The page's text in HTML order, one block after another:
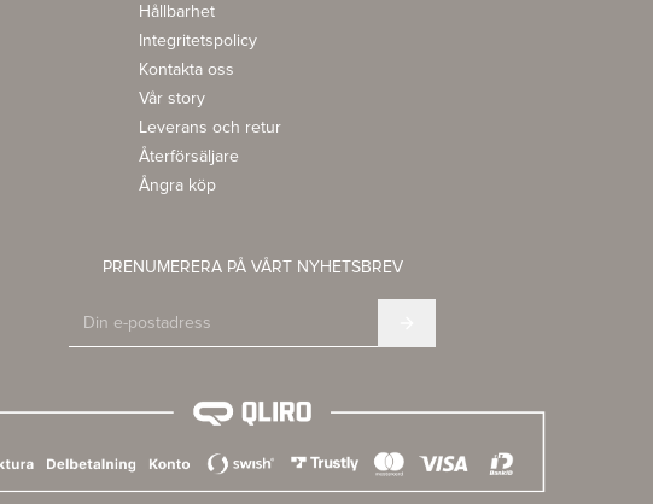
Hållbarhet
Integritetspolicy
Kontakta oss
Vår story
Leverans och retur
Återförsäljare
Ångra köp
PRENUMERERA PÅ VÅRT NYHETSBREV